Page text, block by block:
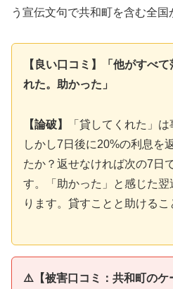
う宣伝文句で共和町を含む全国
【良い口コミ】「他がすべ
れた。助かった」
【論破】
「貸してくれた」
しかし7日後に20%の利息を
たか？返せなければ次の7日
す。「助かった」と感じた翌
ります。貸すことと助けるこ
⚠️【被害口コミ：共和町のケ